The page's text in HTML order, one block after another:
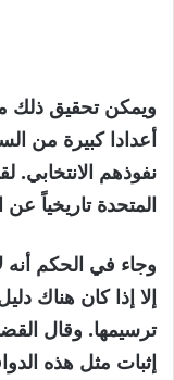
ويمكن تحقيق ذلك
أعدادا كبيرة من
نفوذهم الانتخابي.
المتحدة تاريخياً
وجاء في الحكم
إلا إذا كان هناك
ترسيمها. وقال
إثبات مثل هذه